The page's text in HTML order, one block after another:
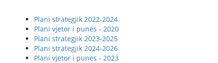
Plani strategjik 2022-2024
Plani vjetor i punës - 2020
Plani strategjik 2023-2025
Plani strategjik 2024-2026
Plani vjetor i punës - 2023